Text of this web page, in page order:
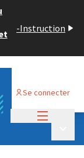
-Instruction
Se connecter